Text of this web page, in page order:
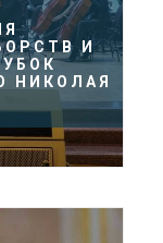
И
НИКОЛАЯ